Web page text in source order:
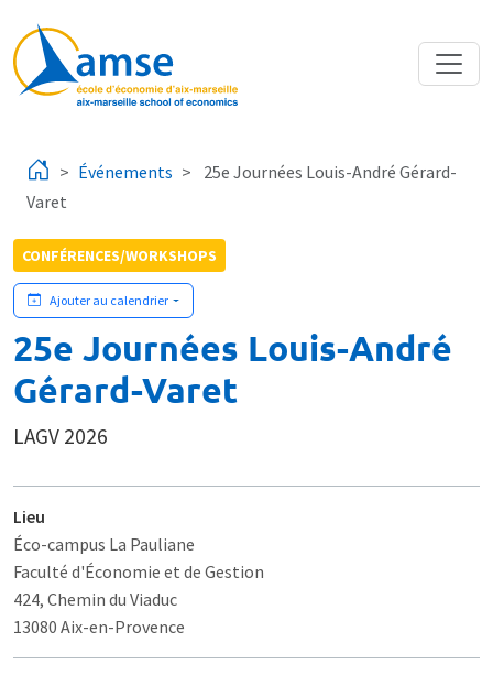
Événements
25e Journées Louis-André Gérard-
Varet
CONFÉRENCES/WORKSHOPS
Ajouter au calendrier
25e Journées Louis-André
Gérard-Varet
LAGV 2026
Lieu
Éco-campus La Pauliane
Faculté d'Économie et de Gestion
424, Chemin du Viaduc
13080 Aix-en-Provence